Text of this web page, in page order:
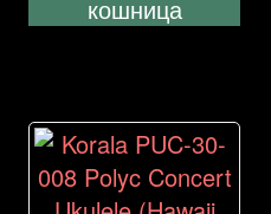
кошница